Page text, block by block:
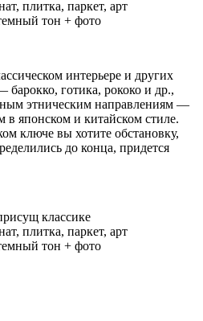
интерьере и других
барокко, готика, рококо и др.,
этническим направлениям —
японском и китайском стиле.
ключе вы хотите обстановку,
до конца, придется
классике